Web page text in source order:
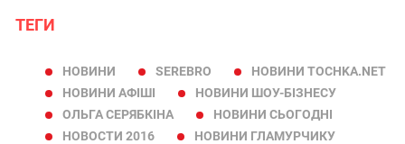
ТЕГИ
НОВИНИ SEREBRO
НОВИНИ TOCHKA.NET
НОВИНИ АФІШІ
НОВИНИ ШОУ-БІЗНЕСУ
ОЛЬГА СЕРЯБКІНА
НОВИНИ СЬОГОДНІ
НОВОСТИ 2016
НОВИНИ ГЛАМУРЧИКУ